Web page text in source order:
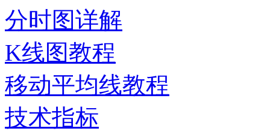
分时图详解
K线图教程
移动平均线教程
技术指标